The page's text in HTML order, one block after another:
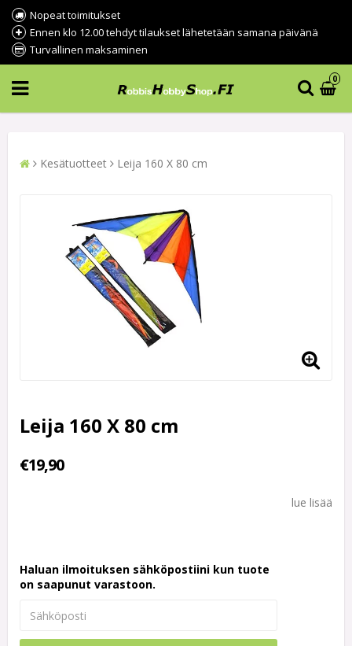
Nopeat toimitukset
Ennen klo 12.00 tehdyt tilaukset lähetetään samana päivänä
Turvallinen maksaminen
0
Kesätuotteet Leija 160 X 80 cm
Leija 160 X 80 cm
€19,90
lue lisää
Haluan ilmoituksen sähköpostiini kun tuote
on saapunut varastoon.